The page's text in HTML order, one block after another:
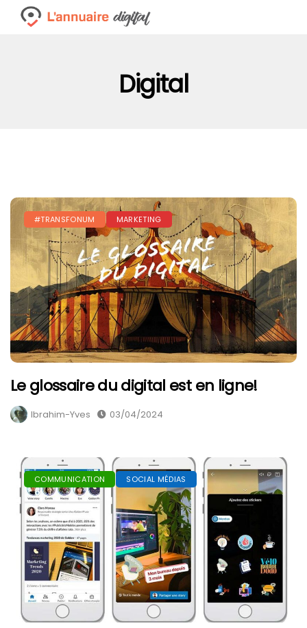
Digital
#TRANSFONUM MARKETING
Le glossaire du digital est en ligne!
Ibrahim-Yves 03/04/2024
COMMUNICATION SOCIAL MÉDIAS